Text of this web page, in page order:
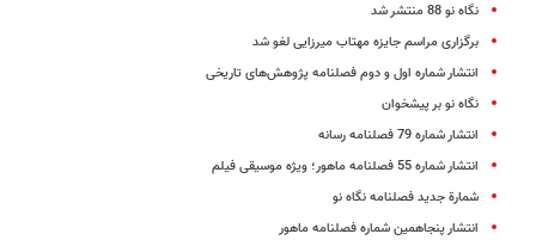
نگاه نو 88 منتشر شد
برگزاری مراسم جایزه مهتاب میرزایی لغو شد
انتشار شماره اول و دوم فصلنامه‌ پژوهش‌های تاریخی
نگاه نو بر پیشخوان
انتشار شماره 79 فصلنامه رسانه
انتشار شماره 55 فصلنامه ماهور؛ ویژه موسیقی فیلم
شمارة جدید فصلنامه نگاه‌ نو
انتشار پنجاهمین شماره فصلنامه ماهور